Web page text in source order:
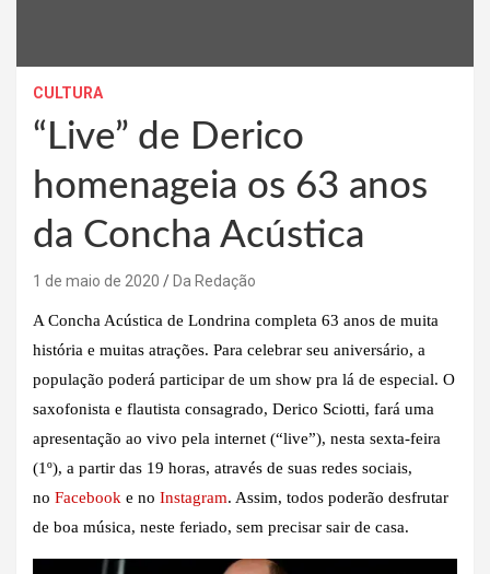
CULTURA
“Live” de Derico
homenageia os 63 anos
da Concha Acústica
1 de maio de 2020 Da Redação
A Concha Acústica de Londrina completa 63 anos de muita
história e muitas atrações. Para celebrar seu aniversário, a
população poderá participar de um show pra lá de especial. O
saxofonista e flautista consagrado, Derico Sciotti, fará uma
apresentação ao vivo pela internet (“live”), nesta sexta-feira
(1º), a partir das 19 horas, através de suas redes sociais,
no Facebook e no Instagram. Assim, todos poderão desfrutar
de boa música, neste feriado, sem precisar sair de casa.